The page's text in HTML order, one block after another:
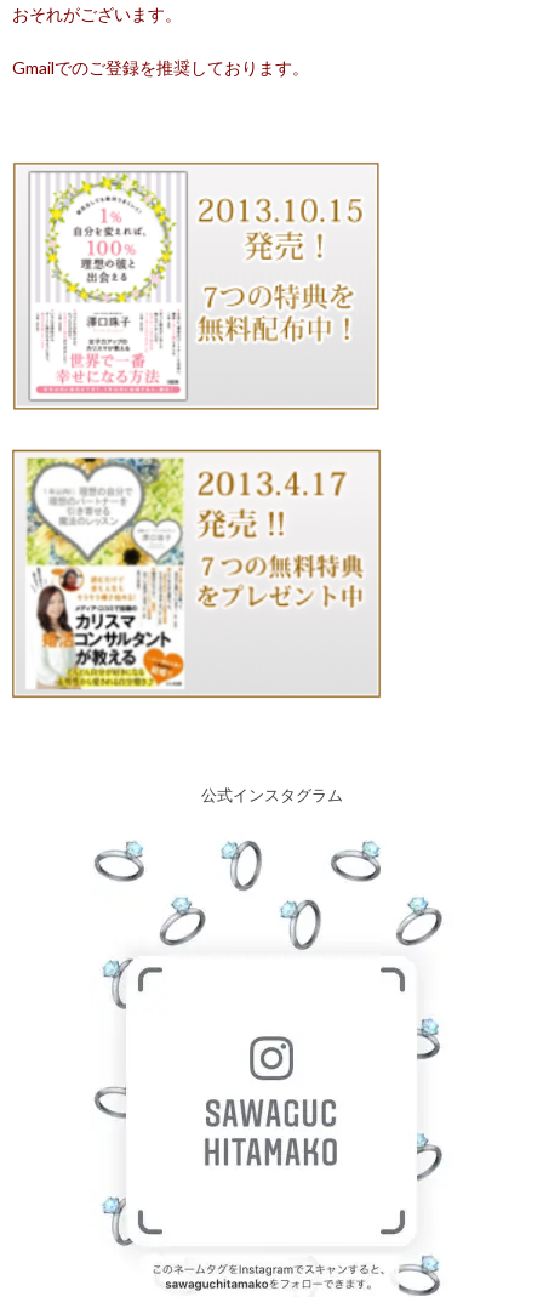
おそれがございます。
Gmailでのご登録を推奨しております。
公式インスタグラム